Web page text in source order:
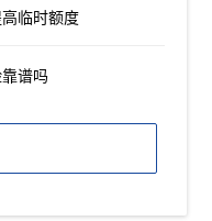
临时额度
谱吗